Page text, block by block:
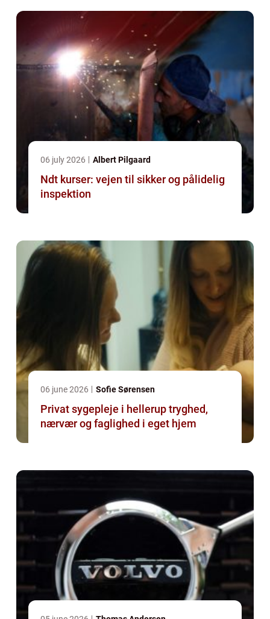
06 july 2026 Albert Pilgaard
Ndt kurser: vejen til sikker og pålidelig
inspektion
06 june 2026 Sofie Sørensen
Privat sygepleje i hellerup tryghed,
nærvær og faglighed i eget hjem